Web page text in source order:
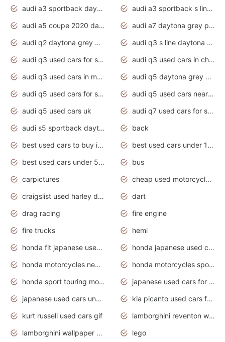
audi a3 sportback daytona grey s line
audi a3 sportback s line 2020 daytona grey
audi a5 coupe 2020 daytona grey
audi a7 daytona grey pearl effect
audi q2 daytona grey pearl effect
audi q3 s line daytona grey 2020
audi q3 used cars for sale
audi q3 used cars in chennai
audi q3 used cars in mumbai
audi q5 daytona grey pearl effect
audi q5 used cars for sale
audi q5 used cars near me
audi q5 used cars uk
audi q7 used cars for sale in india
audi s5 sportback daytona grey pearl
back
best used cars to buy in 2020
best used cars under 1000 near me
best used cars under 5000 dollars
bus
carpictures
cheap used motorcycles for sale near me
craigslist used harley davidson motorcycles for sale near me
dart
drag racing
fire engine
fire trucks
hemi
honda fit japanese used cars under $1000
honda japanese used cars under $1000
honda motorcycles new models 2020
honda motorcycles sport bikes
honda sport touring motorcycles
japanese used cars for sale
japanese used cars under $1000
kia picanto used cars for sale in gauteng
kurt russell used cars gif
lamborghini reventon wallpaper
lamborghini wallpaper bugatti wallpaper sport cars
lego